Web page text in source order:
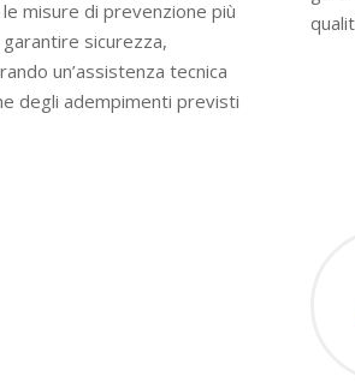
misure di prevenzione più
sicurezza,
un’assistenza tecnica
degli adempimenti previsti